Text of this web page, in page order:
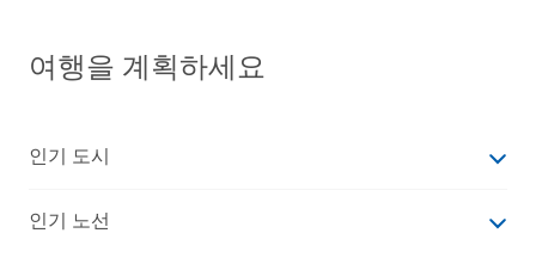
여행을 계획하세요
인기 도시
인기 노선